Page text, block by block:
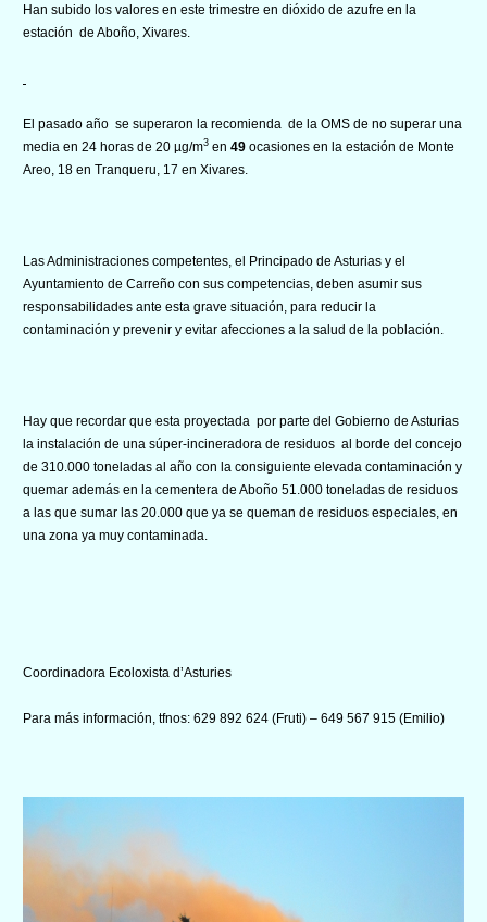
Han subido los valores en este trimestre en dióxido de azufre en la
estación de Aboño, Xivares.
El pasado año se superaron la recomienda de la OMS de no superar una
media en 24 horas de 20 µg/m3 en 49 ocasiones en la estación de Monte
Areo, 18 en Tranqueru, 17 en Xivares.
Las Administraciones competentes, el Principado de Asturias y el
Ayuntamiento de Carreño con sus competencias, deben asumir sus
responsabilidades ante esta grave situación, para reducir la
contaminación y prevenir y evitar afecciones a la salud de la población.
Hay que recordar que esta proyectada por parte del Gobierno de Asturias
la instalación de una súper-incineradora de residuos al borde del concejo
de 310.000 toneladas al año con la consiguiente elevada contaminación y
quemar además en la cementera de Aboño 51.000 toneladas de residuos
a las que sumar las 20.000 que ya se queman de residuos especiales, en
una zona ya muy contaminada.
Coordinadora Ecoloxista d’Asturies
Para más información, tfnos: 629 892 624 (Fruti) – 649 567 915 (Emilio)